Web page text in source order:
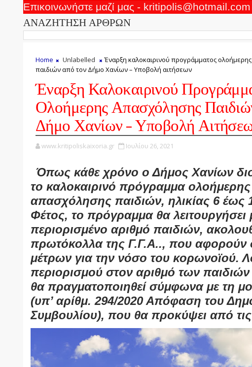
Επικοινωνήστε μαζί μας - kritipolis@hotmail.com
ΑΝΑΖΗΤΗΣΗ ΑΡΘΡΩΝ
Home Unlabelled
Έναρξη καλοκαιρινού προγράμματος
παιδιών από τον Δήμο Χανίων – Υποβολή αιτήσεων
Έναρξη Καλοκαιρινού
Ολοήμερης Απασχόλησης
Δήμο Χανίων – Υποβολή
www.kritipoliskaixoria.gr Ιουλίου 26, 2021
Όπως κάθε χρόνο ο Δήμος Χανίων
το καλοκαιρινό πρόγραμμα ολοήμερης
απασχόλησης παιδιών, ηλικίας 6 έως
Φέτος, το πρόγραμμα θα λειτουργήσει
περιορισμένο αριθμό παιδιών,
πρωτόκολλα της Γ.Γ.Α.., που αφορούν
μέτρων για την νόσο του κορωνοϊού.
περιορισμού στον αριθμό των
θα πραγματοποιηθεί σύμφωνα με τη
(υπ’ αρίθμ. 294/2020 Απόφαση του
Συμβουλίου), που θα προκύψει από τις